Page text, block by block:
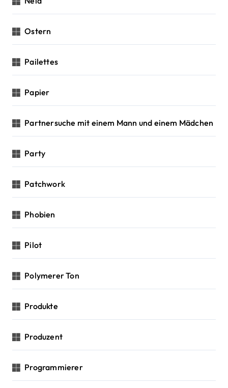
Ostern
Pailettes
Papier
Partnersuche mit einem Mann und einem Mädchen
Party
Patchwork
Phobien
Pilot
Polymerer Ton
Produkte
Produzent
Programmierer